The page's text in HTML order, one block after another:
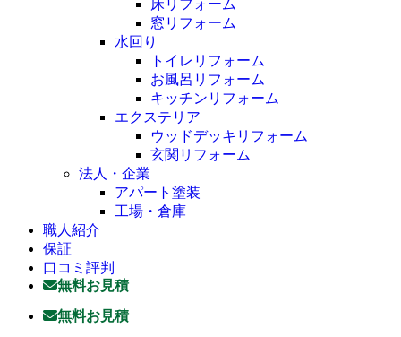
床リフォーム
窓リフォーム
水回り
トイレリフォーム
お風呂リフォーム
キッチンリフォーム
エクステリア
ウッドデッキリフォーム
玄関リフォーム
法人・企業
アパート塗装
工場・倉庫
職人紹介
保証
口コミ評判
無料お見積
無料お見積